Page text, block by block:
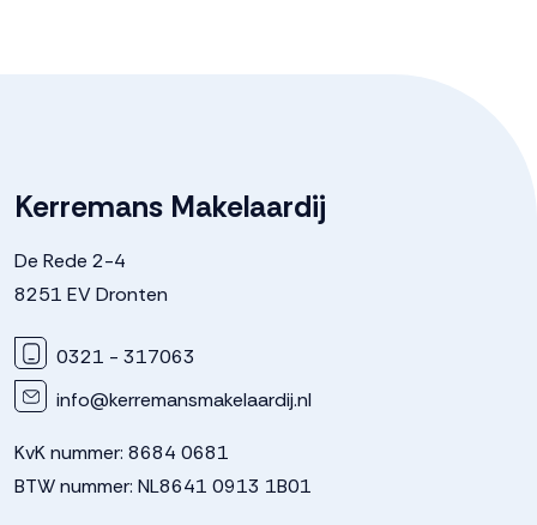
Kerremans Makelaardij
De Rede 2-4
8251 EV Dronten
0321 - 317063
info@kerremansmakelaardij.nl
KvK nummer: 8684 0681
BTW nummer: NL8641 0913 1B01